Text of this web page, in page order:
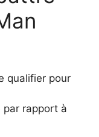
qualifier pour
rapport à